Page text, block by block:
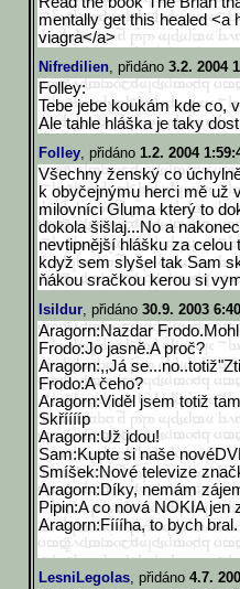
mentally get this healed <a
viagra</a>
Nifredilien, přidáno 3.2. 2004
Folley:
Tebe jebe koukám kde co,
Ale tahle hláška je taky
Folley, přidáno 1.2. 2004
Všechny ženský co
k obyčejnýmu herci mě už
milovníci Gluma který to
dokola šišlaj...No a
nevtipnější hlášku za celou
když sem slyšel tak Sam
ňákou sračkou kerou si
Isildur, přidáno 30.9. 2003
Aragorn:Nazdar
Frodo:Jo jasně.A proč?
Aragorn:,,Já
Frodo:A čeho?
Aragorn:Viděl jsem totiž
Skřííííp
Aragorn:Už jdou!
Sam:Kupte si naše
Smíšek:Nové televize
Aragorn:Díky, nemám
Pipin:A co nová NOKIA jen
Aragorn:Fíííha, to bych bral.
LesniLegolas, přidáno 4.7.